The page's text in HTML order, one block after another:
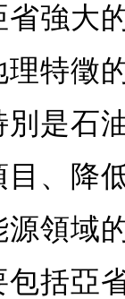
省強大
特徵
別是石
目、降
領域
包括亞